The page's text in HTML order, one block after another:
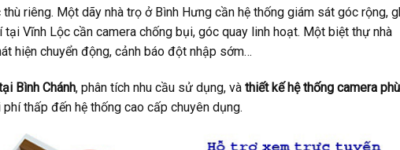
riêng. Một dãy nhà trọ ở Bình Hưng cần hệ thống giám sát góc rộng,
Vĩnh Lộc cần camera chống bụi, góc quay linh hoạt. Một biệt thự nhà
hiện chuyển động, cảnh báo đột nhập sớm…
Bình Chánh, phân tích nhu cầu sử dụng, và thiết kế hệ thống camera phù
thấp đến hệ thống cao cấp chuyên dụng.